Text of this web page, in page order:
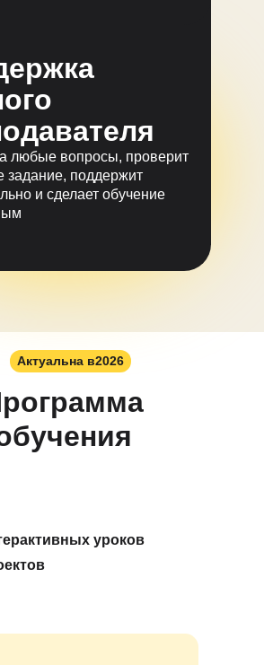
любые вопросы, проверит
задание, поддержит
и сделает обучение
Актуальна в2026
уроков